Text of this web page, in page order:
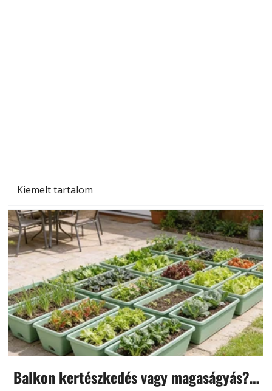
Kiemelt tartalom
Balkon kertészkedés vagy magaságyás?